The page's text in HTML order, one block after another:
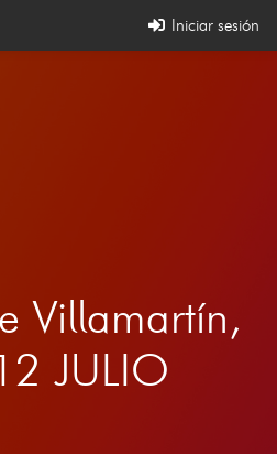
Iniciar sesión
Villamartín,
JULIO